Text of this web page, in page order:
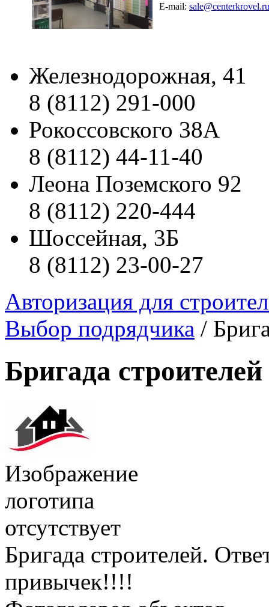
E-mail: sale@centerkrovel.ru
Железнодорожная, 41
8 (8112) 291-000
Рокоссовского 38А
8 (8112) 44-11-40
Леона Поземского 92
8 (8112) 220-444
Шоссейная, 3Б
8 (8112) 23-00-27
Авторизация для
Выбор подрядчика /
Бригада
Изображение
логотипа
отсутствует
Бригада строителей.
привычек!!!!